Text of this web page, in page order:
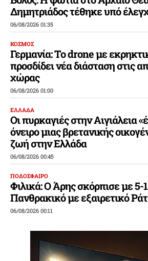
Δημητριάδος τέθηκε υπό
06/08/2026 01:35
ΚΟΣΜΟΣ
Γερμανία: Το drone με
προσδίδει νέα διάσταση στις
χώρας
06/08/2026 01:00
ΕΛΛΑΔΑ
Οι πυρκαγιές στην Αιγιάλεια
όνειρο μιας βρετανικής
ζωή στην Ελλάδα
06/08/2026 00:45
ΠΟΔΟΣΦΑΙΡΟ
Φιλικά: Ο Άρης σκόρπισε με 5-
Πανθρακικό με εξαιρετικό
06/08/2026 00:11